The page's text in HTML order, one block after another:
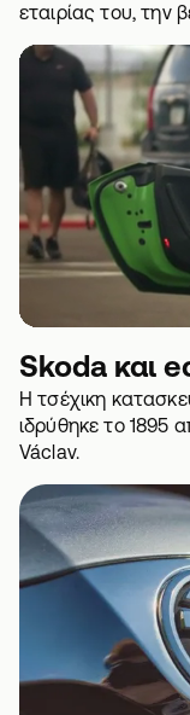
εταιρίας του, την
Skoda και
H τσέχικη
ιδρύθηκε το 1895
Václav.